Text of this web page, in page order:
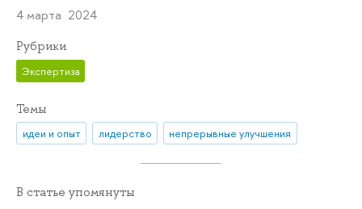
4 марта 2024
Рубрики
Экспертиза
Темы
идеи и опыт лидерство непрерывные улучшения
В статье упомянуты